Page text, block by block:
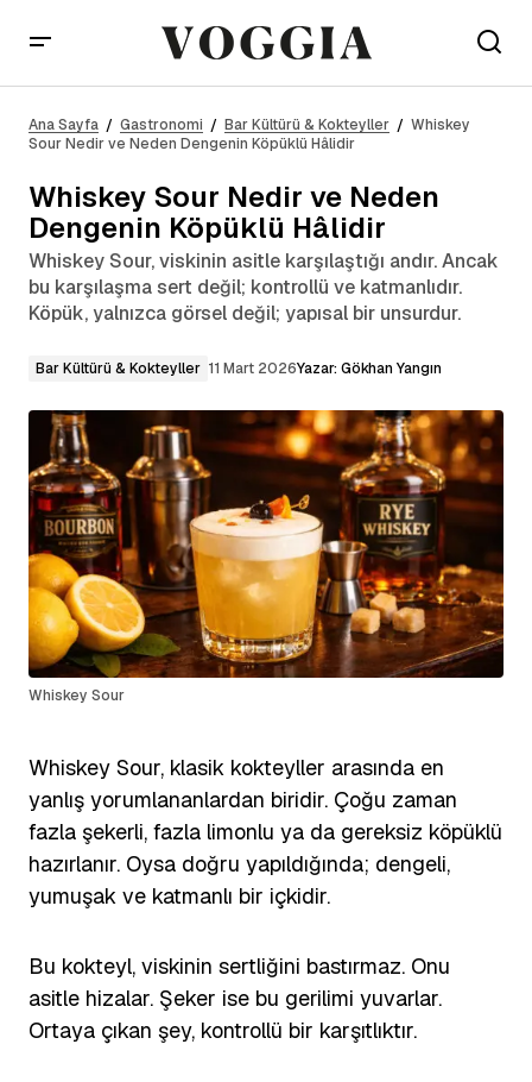
Hâlidir
Ana Sayfa Gastronomi Bar Kültürü & Kokteyller
Whiskey
Sour Nedir ve Neden Dengenin Köpüklü Hâlidir
Whiskey Sour Nedir ve Neden
Dengenin Köpüklü Hâlidir
Whiskey Sour, viskinin asitle karşılaştığı andır. Ancak
bu karşılaşma sert değil; kontrollü ve katmanlıdır.
Köpük, yalnızca görsel değil; yapısal bir unsurdur.
Bar Kültürü & Kokteyller 11 Mart 2026Yazar: Gökhan Yangın
Whiskey Sour
Whiskey Sour, klasik kokteyller arasında en
yanlış yorumlananlardan biridir. Çoğu zaman
fazla şekerli, fazla limonlu ya da gereksiz köpüklü
hazırlanır. Oysa doğru yapıldığında; dengeli,
yumuşak ve katmanlı bir içkidir.
Bu kokteyl, viskinin sertliğini bastırmaz. Onu
asitle hizalar. Şeker ise bu gerilimi yuvarlar.
Ortaya çıkan şey, kontrollü bir karşıtlıktır.